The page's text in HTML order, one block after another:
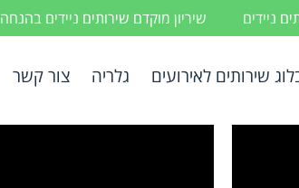
ניידים שיריון מוקדם שירותים ניידים בהנחה
שירותים לאירועים גלריה צור קשר